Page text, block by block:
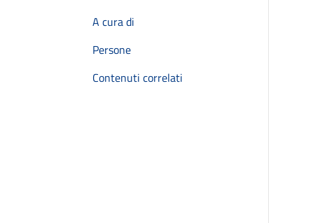
A cura di
Persone
Contenuti correlati